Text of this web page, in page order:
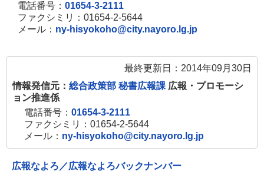
電話番号： 01654-3-2111
ファクシミリ：01654-2-5644
メール： ny-hisyokoho@city.nayoro.lg.jp
最終更新日：2014年09月30日
情報発信元： 総合政策部 秘書広報課 広報・プロモーシ
ョン推進係
電話番号： 01654-3-2111
ファクシミリ：01654-2-5644
メール： ny-hisyokoho@city.nayoro.lg.jp
広報なよろ／広報なよろバックナンバー